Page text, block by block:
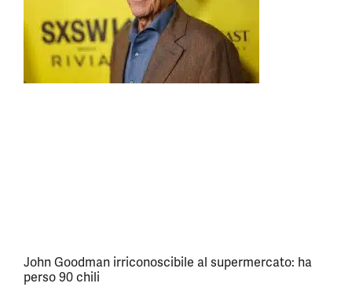
John Goodman irriconoscibile al supermercato: ha
perso 90 chili